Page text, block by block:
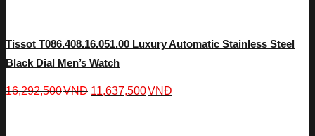
Tissot T086.408.16.051.00 Luxury Automatic Stainless Steel
Black Dial Men’s Watch
16,292,500VNĐ 11,637,500VNĐ